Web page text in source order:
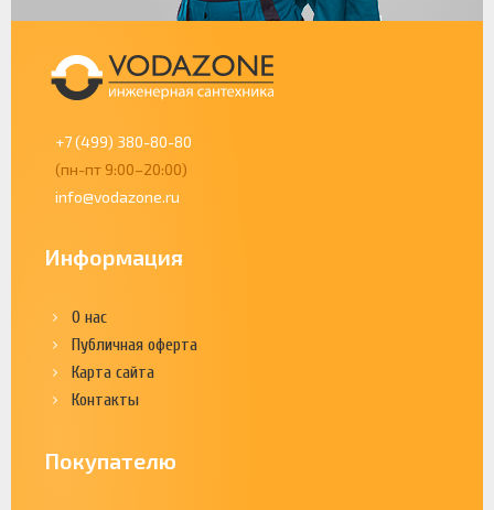
+7 (499) 380-80-80
(пн-пт 9:00–20:00)
info@vodazone.ru
Информация
О нас
Публичная оферта
Карта сайта
Контакты
Покупателю